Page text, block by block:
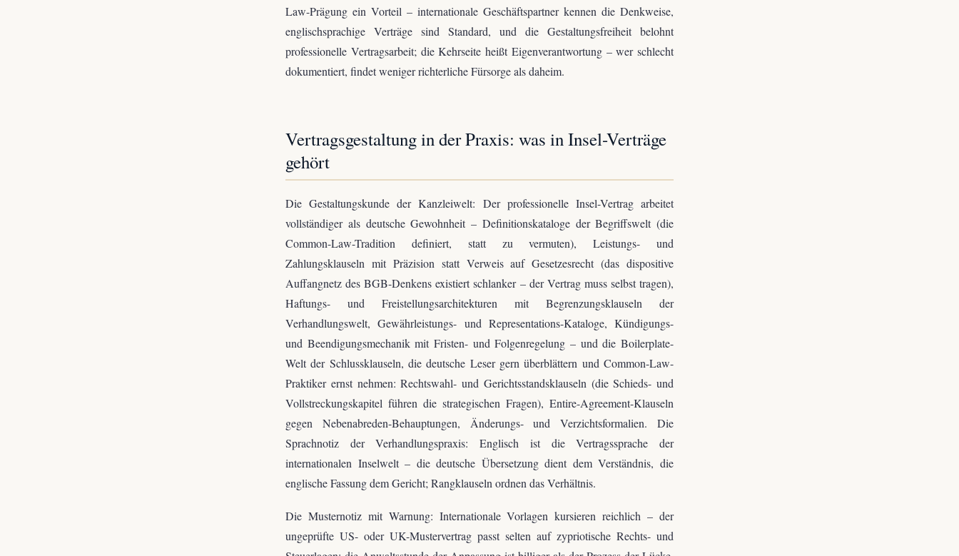
Law-Prägung ein Vorteil – internationale Geschäftspartner kennen die Denkweise,
englischsprachige Verträge sind Standard, und die Gestaltungsfreiheit belohnt
professionelle Vertragsarbeit; die Kehrseite heißt Eigenverantwortung – wer schlecht
dokumentiert, findet weniger richterliche Fürsorge als daheim.
Vertragsgestaltung in der Praxis: was in Insel-Verträge
gehört
Die Gestaltungskunde der Kanzleiwelt: Der professionelle Insel-Vertrag arbeitet
vollständiger als deutsche Gewohnheit – Definitionskataloge der Begriffswelt (die
Common-Law-Tradition definiert, statt zu vermuten), Leistungs- und
Zahlungsklauseln mit Präzision statt Verweis auf Gesetzesrecht (das dispositive
Auffangnetz des BGB-Denkens existiert schlanker – der Vertrag muss selbst tragen),
Haftungs- und Freistellungsarchitekturen mit Begrenzungsklauseln der
Verhandlungswelt, Gewährleistungs- und Representations-Kataloge, Kündigungs-
und Beendigungsmechanik mit Fristen- und Folgenregelung – und die Boilerplate-
Welt der Schlussklauseln, die deutsche Leser gern überblättern und Common-Law-
Praktiker ernst nehmen: Rechtswahl- und Gerichtsstandsklauseln (die Schieds- und
Vollstreckungskapitel führen die strategischen Fragen), Entire-Agreement-Klauseln
gegen Nebenabreden-Behauptungen, Änderungs- und Verzichtsformalien. Die
Sprachnotiz der Verhandlungspraxis: Englisch ist die Vertragssprache der
internationalen Inselwelt – die deutsche Übersetzung dient dem Verständnis, die
englische Fassung dem Gericht; Rangklauseln ordnen das Verhältnis.
Die Musternotiz mit Warnung: Internationale Vorlagen kursieren reichlich – der
ungeprüfte US- oder UK-Mustervertrag passt selten auf zypriotische Rechts- und